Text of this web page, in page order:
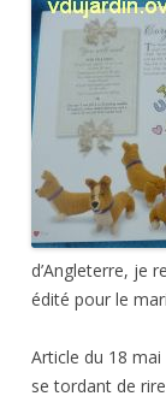
d’Angleterre, je
édité pour le
Article du 18
se tordant de